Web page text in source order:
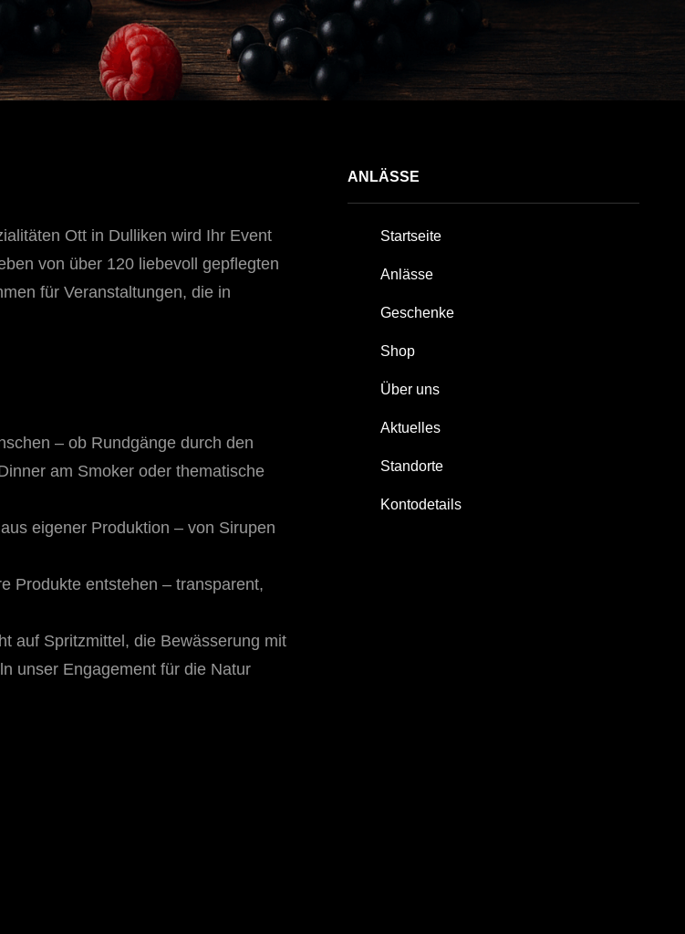
Ott in Dulliken wird Ihr Event
von über 120 liebevoll gepflegten
für Veranstaltungen, die in
– ob Rundgänge durch den
am Smoker oder thematische
eigener Produktion – von Sirupen
Produkte entstehen – transparent,
auf Spritzmittel, die Bewässerung mit
unser Engagement für die Natur
ANLÄSSE
Startseite
Anlässe
Geschenke
Shop
Über uns
Aktuelles
Standorte
Kontodetails